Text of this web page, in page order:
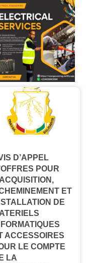
D’APPEL
POUR
ET
DE
ACCESSOIRES
LE COMPTE
LA